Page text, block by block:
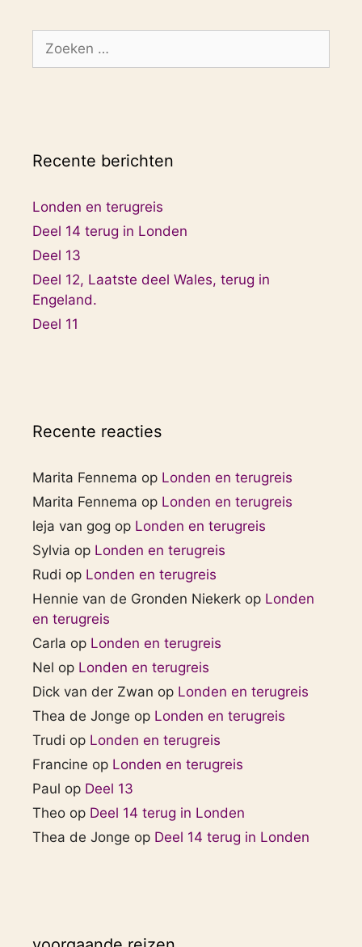
naar:
Recente berichten
Londen en terugreis
Deel 14 terug in Londen
Deel 13
Deel 12, Laatste deel Wales, terug in
Engeland.
Deel 11
Recente reacties
Marita Fennema op Londen en terugreis
Marita Fennema op Londen en terugreis
leja van gog op Londen en terugreis
Sylvia op Londen en terugreis
Rudi op Londen en terugreis
Hennie van de Gronden Niekerk op Londen
en terugreis
Carla op Londen en terugreis
Nel op Londen en terugreis
Dick van der Zwan op Londen en terugreis
Thea de Jonge op Londen en terugreis
Trudi op Londen en terugreis
Francine op Londen en terugreis
Paul op Deel 13
Theo op Deel 14 terug in Londen
Thea de Jonge op Deel 14 terug in Londen